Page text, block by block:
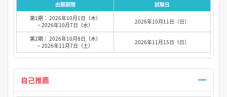
出願期間
試験日
第1期： 2026年10月1日（木）
~ 2026年10月7日（水）
2026年10月11日（日）
第2期： 2026年10月8日（木）
~ 2026年11月7日（土）
2026年11月15日（日）